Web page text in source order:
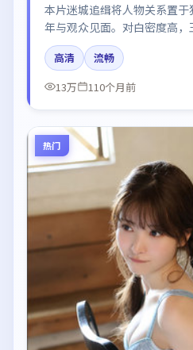
本片迷城追缉将人物关系置
年与观众见面。对白密度高
雨、沈腾的台词节奏值得关注
冷色调摄影。
高清
流畅
13万
110个月前
热门